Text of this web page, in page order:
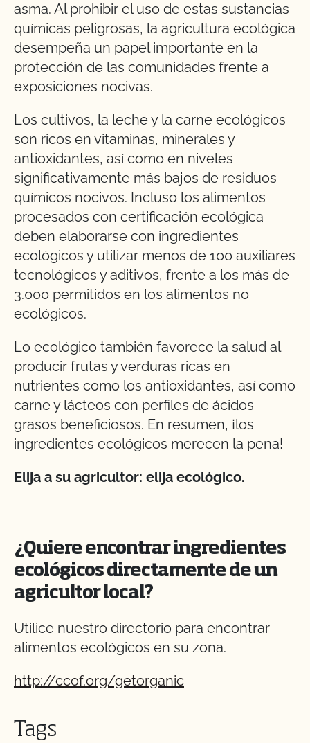
asma. Al prohibir el uso de estas sustancias
químicas peligrosas, la agricultura ecológica
desempeña un papel importante en la
protección de las comunidades frente a
exposiciones nocivas.
Los cultivos, la leche y la carne ecológicos
son ricos en vitaminas, minerales y
antioxidantes, así como en niveles
significativamente más bajos de residuos
químicos nocivos. Incluso los alimentos
procesados con certificación ecológica
deben elaborarse con ingredientes
ecológicos y utilizar menos de 100 auxiliares
tecnológicos y aditivos, frente a los más de
3.000 permitidos en los alimentos no
ecológicos.
Lo ecológico también favorece la salud al
producir frutas y verduras ricas en
nutrientes como los antioxidantes, así como
carne y lácteos con perfiles de ácidos
grasos beneficiosos. En resumen, ¡los
ingredientes ecológicos merecen la pena!
Elija a su agricultor: elija ecológico.
¿Quiere encontrar ingredientes
ecológicos directamente de un
agricultor local?
Utilice nuestro directorio para encontrar
alimentos ecológicos en su zona.
http://ccof.org/getorganic
Tags